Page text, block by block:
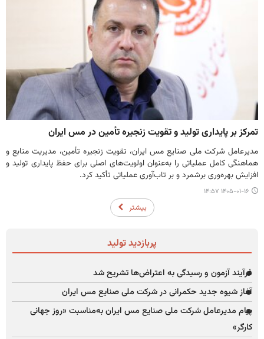
تمرکز بر پایداری تولید و تقویت زنجیره تأمین در مس ایران
مدیرعامل شرکت ملی صنایع مس ایران، تقویت زنجیره تأمین، مدیریت منابع و
هماهنگی کامل عملیاتی را به‌عنوان اولویت‌های اصلی برای حفظ پایداری تولید و
افزایش بهره‌وری برشمرد و بر تاب‌آوری عملیاتی تأکید کرد.
۱۴۰۵-۰۱-۱۶ ۱۴:۵۷
بیشتر
پربازدید تولید
فرآیند آزمون و رسیدگی به اعتراض‌ها تشریح شد
آغاز شیوه جدید حکمرانی در شرکت ملی صنایع مس ایران
پیام مدیرعامل شرکت ملی صنایع مس ایران به‌مناسبت «روز جهانی
کارگر»